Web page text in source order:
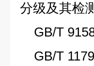
分级及其检
GB/T
GB/T